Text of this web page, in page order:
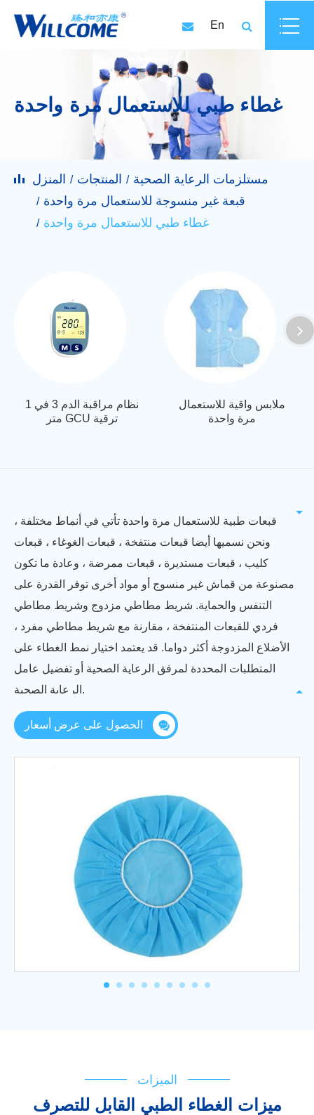
En
غطاء طبي للاستعمال مرة واحدة
المنزل المنتجات
مستلزمات الرعاية الصحية
قبعة غير منسوجة للاستعمال مرة واحدة
غطاء طبي للاستعمال مرة واحدة
نظام مراقبة الدم 3 في 1
متر GCU ترقية
ملابس واقية للاستعمال
مرة واحدة
قبعات طبية للاستعمال مرة واحدة تأتي في أنماط مختلفة ،
ونحن نسميها أيضا قبعات منتفخة ، قبعات الغوغاء ، قبعات
كليب ، قبعات مستديرة ، قبعات ممرضة ، وعادة ما تكون
مصنوعة من قماش غير منسوج أو مواد أخرى توفر القدرة على
التنفس والحماية. شريط مطاطي مزدوج وشريط مطاطي
فردي للقبعات المنتفخة ، مقارنة مع شريط مطاطي مفرد ،
الأضلاع المزدوجة أكثر دواما. قد يعتمد اختيار نمط الغطاء على
المتطلبات المحددة لمرفق الرعاية الصحية أو تفضيل عامل
الرعاية الصحية.
نحن نقدم مجموعة واسعة من القبعات الطبية التي يمكن
التخلص منها لعملائنا والتي تناسب بسهولة رؤوس كل من
واسعًا في مستشفيات مختلفة واعترف بالطبيعة والجودة سهلة
الميزات
ميزات الغطاء الطبي القابل للتصرف